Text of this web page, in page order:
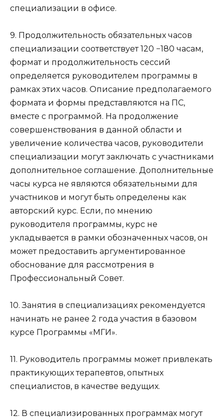
специализации в офисе.
9. Продолжительность обязательных часов
специализации соответствует 120 −180 часам,
формат и продолжительность сессий
определяется руководителем программы в
рамках этих часов. Описание предполагаемого
формата и формы представляются на ПС,
вместе с программой. На продолжение
совершенствования в данной области и
увеличение количества часов, руководители
специализации могут заключать с участниками
дополнительное соглашение. Дополнительные
часы курса не являются обязательными для
участников и могут быть определены как
авторский курс. Если, по мнению
руководителя программы, курс не
укладывается в рамки обозначенных часов, он
может предоставить аргументированное
обоснование для рассмотрения в
Профессиональный Совет.
10. Занятия в специализациях рекомендуется
начинать не ранее 2 года участия в базовом
курсе Программы «МГИ».
11. Руководитель программы может привлекать
практикующих терапевтов, опытных
специалистов, в качестве ведущих.
12. В специализированных программах могут